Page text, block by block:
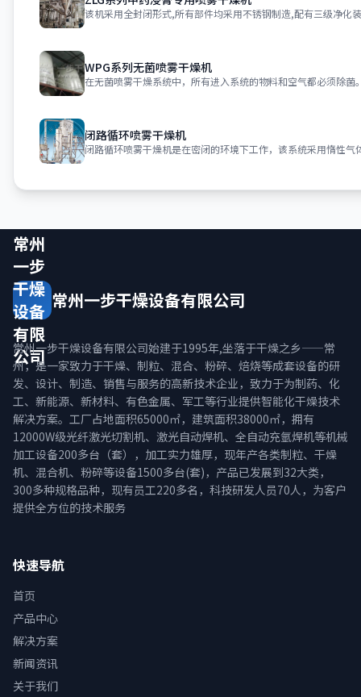
WPG系列无菌喷雾干燥机
闭路循环喷雾干燥机
常州
一步
干燥
设备
有限
公司
常州一步干燥设备有限公司
常州一步干燥设备有限公司始建于1995年,坐落于干燥之乡——常
州，是一家致力于干燥、制粒、混合、粉碎、焙烧等成套设备的研
发、设计、制造、销售与服务的高新技术企业，致力于为制药、化
工、新能源、新材料、有色金属、军工等行业提供智能化干燥技术
解决方案。工厂占地面积65000㎡，建筑面积38000㎡，拥有
12000W级光纤激光切割机、激光自动焊机、全自动充氩焊机等机械
加工设备200多台（套），加工实力雄厚，现年产各类制粒、干燥
机、混合机、粉碎等设备1500多台(套)，产品已发展到32大类，
300多种规格品种，现有员工220多名，科技研发人员70人，为客户
提供全方位的技术服务
快速导航
首页
产品中心
解决方案
新闻资讯
关于我们